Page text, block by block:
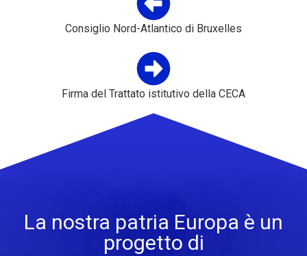
Consiglio Nord-Atlantico di Bruxelles
Firma del Trattato istitutivo della CECA
La nostra patria Europa è un
progetto di